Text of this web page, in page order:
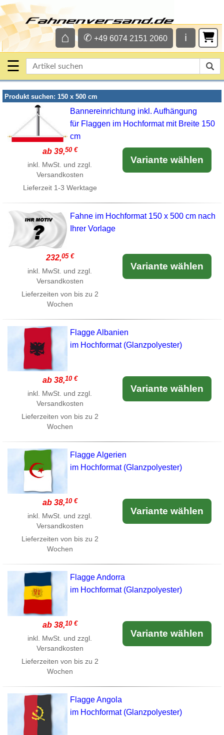
ℹ
✆ +49 6074 2151 2060
⌂
☰
Produkt suchen: 150 x 500 cm
Bannereinrichtung inkl. Aufhängung
für Flaggen im Hochformat mit Breite 150
cm
ab 39,50 €
inkl. MwSt. und zzgl.
Versandkosten
Lieferzeit 1-3 Werktage
Variante wählen
Fahne im Hochformat 150 x 500 cm nach
Ihrer Vorlage
232,05 €
inkl. MwSt. und zzgl.
Versandkosten
Lieferzeiten von bis zu 2
Wochen
Variante wählen
Flagge Albanien
im Hochformat (Glanzpolyester)
ab 38,10 €
inkl. MwSt. und zzgl.
Versandkosten
Lieferzeiten von bis zu 2
Wochen
Variante wählen
Flagge Algerien
im Hochformat (Glanzpolyester)
ab 38,10 €
inkl. MwSt. und zzgl.
Versandkosten
Lieferzeiten von bis zu 2
Wochen
Variante wählen
Flagge Andorra
im Hochformat (Glanzpolyester)
ab 38,10 €
inkl. MwSt. und zzgl.
Versandkosten
Lieferzeiten von bis zu 2
Wochen
Variante wählen
Flagge Angola
im Hochformat (Glanzpolyester)